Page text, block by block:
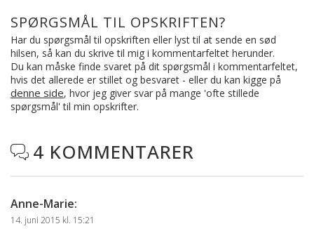
SPØRGSMÅL TIL OPSKRIFTEN?
Har du spørgsmål til opskriften eller lyst til at sende en sød
hilsen, så kan du skrive til mig i kommentarfeltet herunder.
Du kan måske finde svaret på dit spørgsmål i kommentarfeltet,
hvis det allerede er stillet og besvaret - eller du kan kigge på
denne side, hvor jeg giver svar på mange 'ofte stillede
spørgsmål' til min opskrifter.
 4 KOMMENTARER
Anne-Marie:
14. juni 2015 kl. 15:21